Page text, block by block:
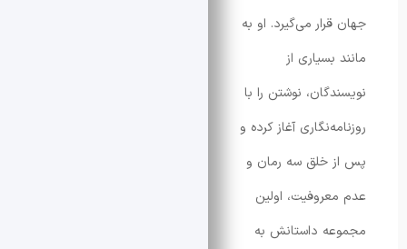
می‌گیرد. او به
از
نوشتن را با
آغاز کرده و
خلق سه رمان و
اولین
داستانش به